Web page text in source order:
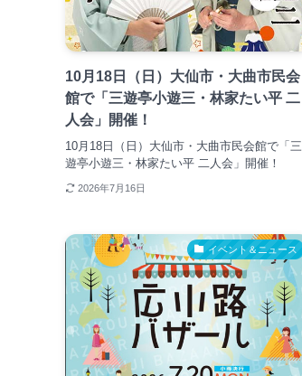
10月18日（日）大仙市・大曲市民会
館で「三遊亭小遊三・林家たい平 二
人会」開催！
10月18日（日）大仙市・大曲市民会館で「三
遊亭小遊三・林家たい平 二人会」開催！
2026年7月16日
イベント＆ニュース